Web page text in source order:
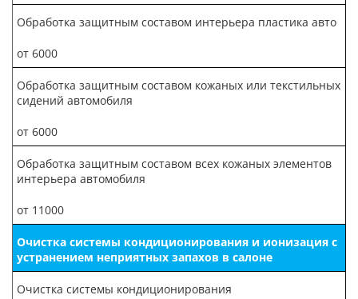
Обработка защитным составом интерьера пластика авто
от 6000
Обработка защитным составом кожаных или текстильных
сидений автомобиля
от 6000
Обработка защитным составом всех кожаных элементов
интерьера автомобиля
от 11000
Очистка системы кондиционирования и ионизация с
устранением неприятных запахов в салоне
Очистка системы кондиционирования